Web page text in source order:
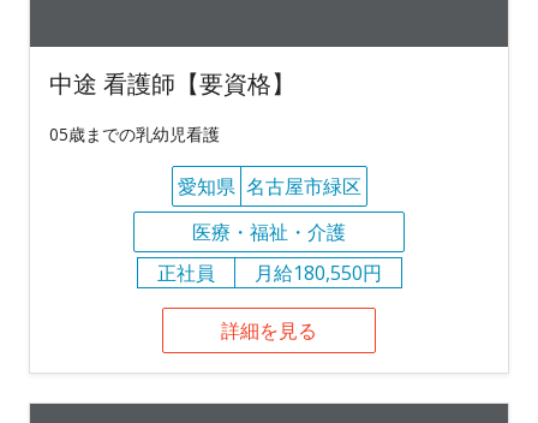
中途 看護師【要資格】
05歳までの乳幼児看護
愛知県 名古屋市緑区
医療・福祉・介護
正社員
月給180,550円
詳細を見る